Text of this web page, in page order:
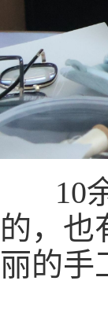
10余
的，也
丽的手